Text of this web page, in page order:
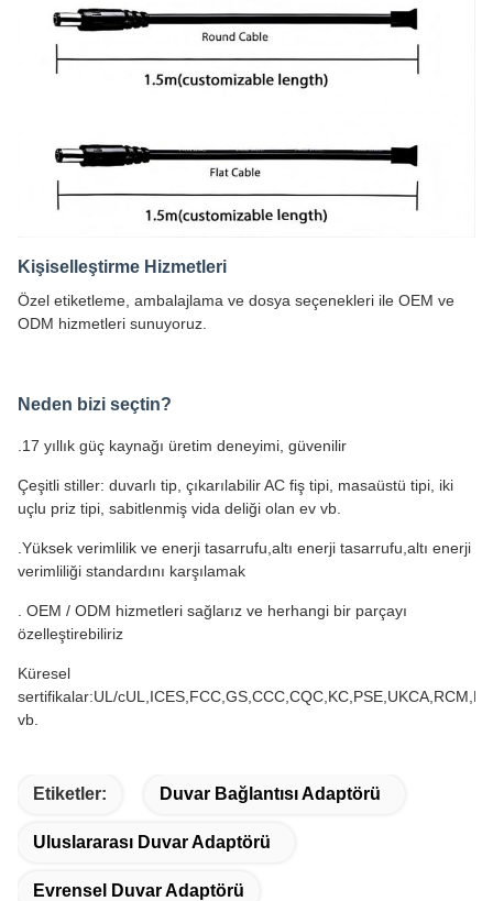
Kişiselleştirme Hizmetleri
Özel etiketleme, ambalajlama ve dosya seçenekleri ile OEM ve
ODM hizmetleri sunuyoruz.
Neden bizi seçtin?
.17 yıllık güç kaynağı üretim deneyimi, güvenilir
Çeşitli stiller: duvarlı tip, çıkarılabilir AC fiş tipi, masaüstü tipi, iki
uçlu priz tipi, sabitlenmiş vida deliği olan ev vb.
.Yüksek verimlilik ve enerji tasarrufu,altı enerji tasarrufu,altı enerji
verimliliği standardını karşılamak
. OEM / ODM hizmetleri sağlarız ve herhangi bir parçayı
özelleştirebiliriz
Küresel
sertifikalar:UL/
vb.
Etiketler: Duvar Bağlantısı Adaptörü
Uluslararası Duvar Adaptörü
Evrensel Duvar Adaptörü